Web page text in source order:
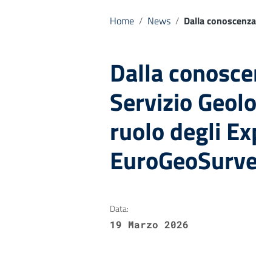
Home / News / Dalla
Dalla
Servizio
ruolo degli
Data:
19 Marzo 2026